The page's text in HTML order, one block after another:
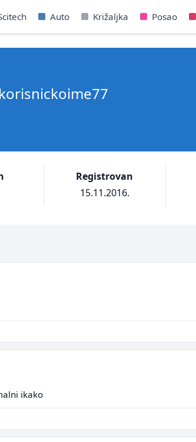
Auto Križaljka Posao
korisnickoime77
Registrovan
15.11.2016.
ikako